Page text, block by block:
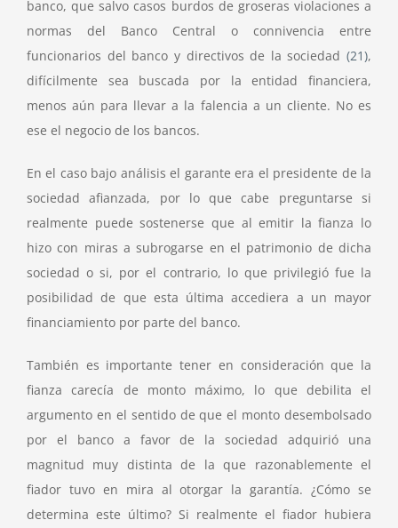
banco, que salvo casos burdos de groseras violaciones a
normas del Banco Central o connivencia entre
funcionarios del banco y directivos de la sociedad (21),
difícilmente sea buscada por la entidad financiera,
menos aún para llevar a la falencia a un cliente. No es
ese el negocio de los bancos.
En el caso bajo análisis el garante era el presidente de la
sociedad afianzada, por lo que cabe preguntarse si
realmente puede sostenerse que al emitir la fianza lo
hizo con miras a subrogarse en el patrimonio de dicha
sociedad o si, por el contrario, lo que privilegió fue la
posibilidad de que esta última accediera a un mayor
financiamiento por parte del banco.
También es importante tener en consideración que la
fianza carecía de monto máximo, lo que debilita el
argumento en el sentido de que el monto desembolsado
por el banco a favor de la sociedad adquirió una
magnitud muy distinta de la que razonablemente el
fiador tuvo en mira al otorgar la garantía. ¿Cómo se
determina este último? Si realmente el fiador hubiera